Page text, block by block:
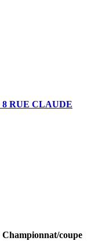
8 RUE CLAUDE
Championnat/coupe